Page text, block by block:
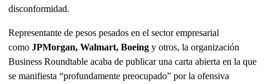
disconformidad.
Representante de pesos pesados en el sector empresarial
comoJPMorgan, Walmart, Boeing y otros, la organización
Business Roundtable acaba de publicar una carta abierta en la que
se manifiesta “profundamente preocupado” por la ofensiva